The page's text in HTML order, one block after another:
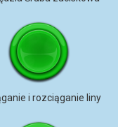
i rozciąganie liny